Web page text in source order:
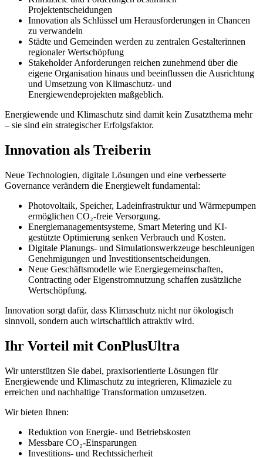
Projektentscheidungen
Innovation als Schlüssel um Herausforderungen in Chancen
zu verwandeln
Städte und Gemeinden werden zu zentralen Gestalterinnen
regionaler Wertschöpfung
Stakeholder Anforderungen reichen zunehmend über die
eigene Organisation hinaus und beeinflussen die Ausrichtung
und Umsetzung von Klimaschutz- und
Energiewendeprojekten maßgeblich.
Energiewende und Klimaschutz sind damit kein Zusatzthema mehr
– sie sind ein strategischer Erfolgsfaktor.
Innovation als Treiberin
Neue Technologien, digitale Lösungen und eine verbesserte
Governance verändern die Energiewelt fundamental:
Photovoltaik, Speicher, Ladeinfrastruktur und Wärmepumpen
ermöglichen CO₂-freie Versorgung.
Energiemanagementsysteme, Smart Metering und KI-
gestützte Optimierung senken Verbrauch und Kosten.
Digitale Planungs- und Simulationswerkzeuge beschleunigen
Genehmigungen und Investitionsentscheidungen.
Neue Geschäftsmodelle wie Energiegemeinschaften,
Contracting oder Eigenstromnutzung schaffen zusätzliche
Wertschöpfung.
Innovation sorgt dafür, dass Klimaschutz nicht nur ökologisch
sinnvoll, sondern auch wirtschaftlich attraktiv wird.
Ihr Vorteil mit ConPlusUltra
Wir unterstützen Sie dabei, praxisorientierte Lösungen für
Energiewende und Klimaschutz zu integrieren, Klimaziele zu
erreichen und nachhaltige Transformation umzusetzen.
Wir bieten Ihnen:
Reduktion von Energie- und Betriebskosten
Messbare CO₂‑Einsparungen
Investitions‑ und Rechtssicherheit